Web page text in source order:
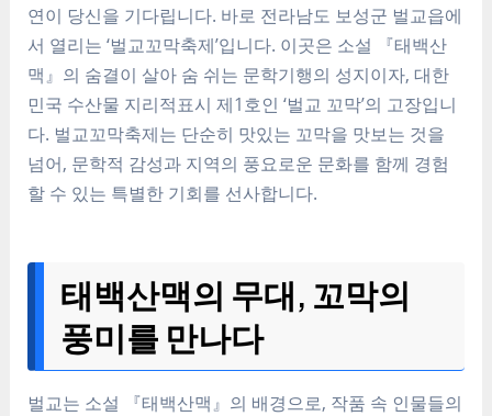
연이 당신을 기다립니다. 바로 전라남도 보성군 벌교읍에
서 열리는 ‘벌교꼬막축제’입니다. 이곳은 소설 『태백산
맥』의 숨결이 살아 숨 쉬는 문학기행의 성지이자, 대한
민국 수산물 지리적표시 제1호인 ‘벌교 꼬막’의 고장입니
다. 벌교꼬막축제는 단순히 맛있는 꼬막을 맛보는 것을
넘어, 문학적 감성과 지역의 풍요로운 문화를 함께 경험
할 수 있는 특별한 기회를 선사합니다.
태백산맥의 무대, 꼬막의
풍미를 만나다
벌교는 소설 『태백산맥』의 배경으로, 작품 속 인물들의